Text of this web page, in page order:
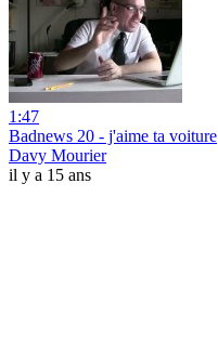
1:47
Badnews 20 - j'aime ta voiture
Davy Mourier
il y a 15 ans